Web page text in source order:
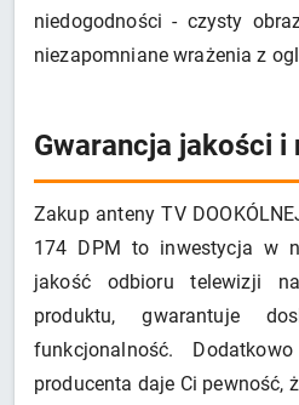
niedogodności - czysty
niezapomniane wrażenia z
Gwarancja jakości i
Zakup anteny TV
174 DPM to inwestycja w
jakość odbioru telewizji
produktu, gwarantuje
funkcjonalność.
producenta daje Ci pewność,